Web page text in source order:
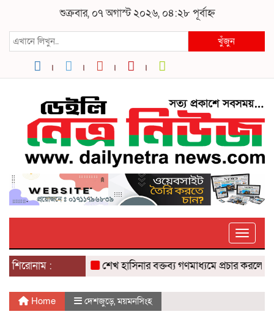
শুক্রবার, ০৭ অগাস্ট ২০২৬, ০৪:২৮ পূর্বাহ্ন
খুঁজুন
শিরোনাম :
রিপন মিয়া শেখ হাসিনার বক্তব্য গণমাধ্যমে প্রচার করলে ব্যবস্থা :
Home দেশজুড়ে,ময়মনসিংহ